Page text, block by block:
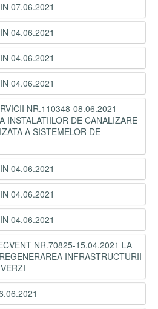
07.06.2021
04.06.2021
04.06.2021
04.06.2021
NR.110348-08.06.2021-
INSTALATIILOR DE CANALIZARE
A SISTEMELOR DE
04.06.2021
04.06.2021
04.06.2021
NR.70825-15.04.2021 LA
INFRASTRUCTURII